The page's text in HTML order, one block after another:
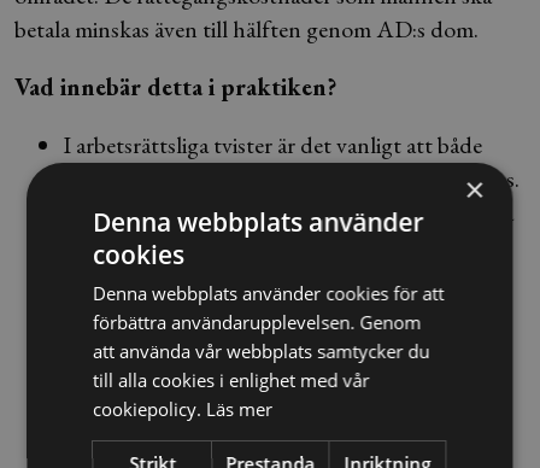
betala minskas även till hälften genom AD:s dom.
Vad innebär detta i praktiken?
I arbetsrättsliga tvister är det vanligt att både
allmänt och ekonomiskt skadestånd aktualiseras.
Dessa skadestånd har olika syften. Det allmänna
skadeståndet avser den ideella skada eller
kränkning som en felaktig uppsägning eller
avskedande kan innebära för den enskilde. Hur
högt det allmänna skadeståndet blir avgörs av
AD efter en uppskattning med hänsyn till
omständigheterna i det aktuella fallet.
×
Denna webbplats använder
cookies
Denna webbplats använder cookies för att
förbättra användarupplevelsen. Genom
att använda vår webbplats samtycker du
till alla cookies i enlighet med vår
cookiepolicy. Läs mer
Strikt
Prestanda Inriktning